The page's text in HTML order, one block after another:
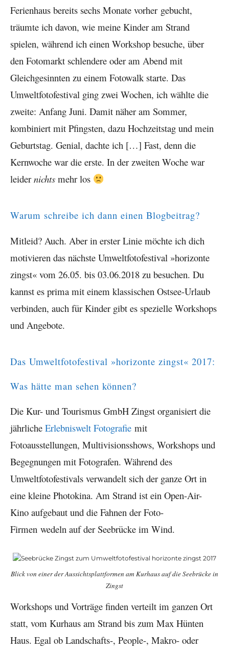
Ferienhaus bereits sechs Monate vorher gebucht,
träumte ich davon, wie meine Kinder am Strand
spielen, während ich einen Workshop besuche, über
den Fotomarkt schlendere oder am Abend mit
Gleichgesinnten zu einem Fotowalk starte. Das
Umweltfotofestival ging zwei Wochen, ich wählte die
zweite: Anfang Juni. Damit näher am Sommer,
kombiniert mit Pfingsten, dazu Hochzeitstag und mein
Geburtstag. Genial, dachte ich […] Fast, denn die
Kernwoche war die erste. In der zweiten Woche war
leider nichts mehr los
Warum schreibe ich dann einen Blogbeitrag?
Mitleid? Auch. Aber in erster Linie möchte ich dich
motivieren das nächste Umweltfotofestival »horizonte
zingst« vom 26.05. bis 03.06.2018 zu besuchen. Du
kannst es prima mit einem klassischen Ostsee-Urlaub
verbinden, auch für Kinder gibt es spezielle Workshops
und Angebote.
Das Umweltfotofestival »horizonte zingst« 2017:
Was hätte man sehen können?
Die Kur- und Tourismus GmbH Zingst organisiert die
jährliche Erlebniswelt Fotografie mit
Fotoausstellungen, Multivisionsshows, Workshops und
Begegnungen mit Fotografen. Während des
Umweltfotofestivals verwandelt sich der ganze Ort in
eine kleine Photokina. Am Strand ist ein Open-Air-
Kino aufgebaut und die Fahnen der Foto-
Firmen wedeln auf der Seebrücke im Wind.
Blick von einer der Aussichtsplattformen am Kurhaus auf die Seebrücke in
Zingst
Workshops und Vorträge finden verteilt im ganzen Ort
statt, vom Kurhaus am Strand bis zum Max Hünten
Haus. Egal ob Landschafts-, People-, Makro- oder